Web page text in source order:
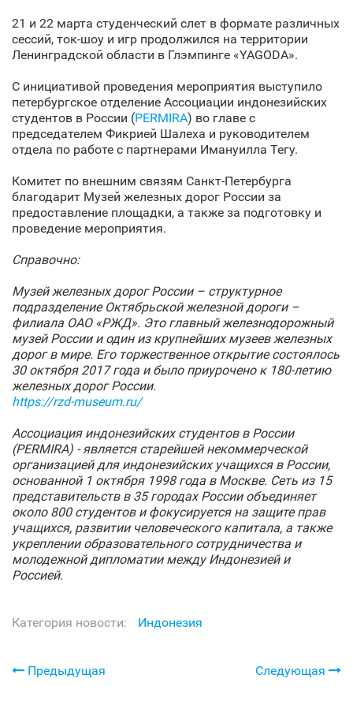
21 и 22 марта студенческий слет в формате различных
сессий, ток-шоу и игр продолжился на территории
Ленинградской области в Глэмпинге «YAGODA».
С инициативой проведения мероприятия выступило
петербургское отделение Ассоциации индонезийских
студентов в России (PERMIRA) во главе с
председателем Фикрией Шалеха и руководителем
отдела по работе с партнерами Имануилла Тегу.
Комитет по внешним связям Санкт‑Петербурга
благодарит Музей железных дорог России за
предоставление площадки, а также за подготовку и
проведение мероприятия.
Справочно:
Музей железных дорог России – структурное
подразделение Октябрьской железной дороги –
филиала ОАО «РЖД». Это главный железнодорожный
музей России и один из крупнейших музеев железных
дорог в мире. Его торжественное открытие состоялось
30 октября 2017 года и было приурочено к 180-летию
железных дорог России.
https://rzd-museum.ru/
Ассоциация индонезийских студентов в России
(PERMIRA) - является старейшей некоммерческой
организацией для индонезийских учащихся в России,
основанной 1 октября 1998 года в Москве. Сеть из 15
представительств в 35 городах России объединяет
около 800 студентов и фокусируется на защите прав
учащихся, развитии человеческого капитала, а также
укреплении образовательного сотрудничества и
молодежной дипломатии между Индонезией и
Россией.
Категория новости: Индонезия
Предыдущая Следующая